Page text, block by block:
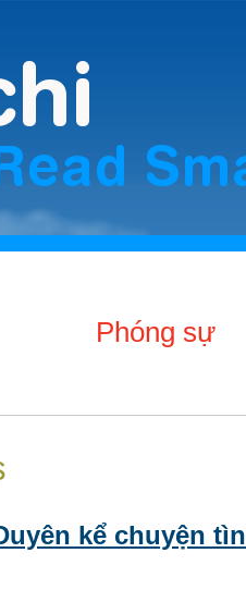
Phóng sự
kể chuyện